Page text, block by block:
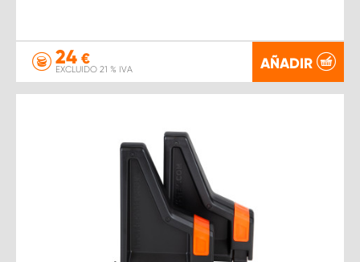
24 €
EXCLUIDO 21 % IVA AÑADIR